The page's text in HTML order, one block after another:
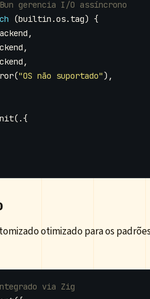
(builtin .os. tag) {
,
,
,
("OS não suportado"),
(.{
otimizado para os